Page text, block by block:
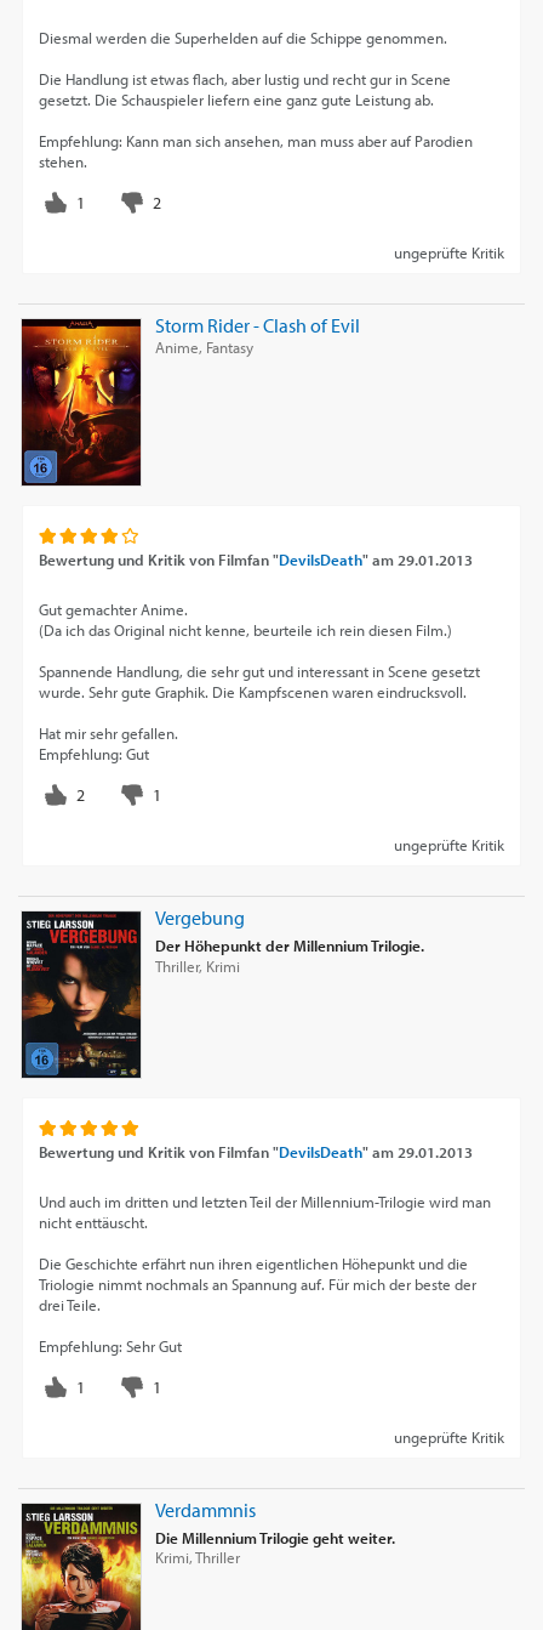
Diesmal werden die Superhelden auf die Schippe genommen.
Die Handlung ist etwas flach, aber lustig und recht gur in Scene
gesetzt. Die Schauspieler liefern eine ganz gute Leistung ab.
Empfehlung: Kann man sich ansehen, man muss aber auf Parodien
stehen.
ungeprüfte Kritik
Storm Rider - Clash of Evil
Anime, Fantasy
Bewertung und Kritik von Filmfan "DevilsDeath"am 29.01.2013
Gut gemachter Anime.
(Da ich das Original nicht kenne, beurteile ich rein diesen Film.)
Spannende Handlung, die sehr gut und interessant in Scene gesetzt
wurde. Sehr gute Graphik. Die Kampfscenen waren eindrucksvoll.
Hat mir sehr gefallen.
Empfehlung: Gut
ungeprüfte Kritik
Vergebung
Der Höhepunkt der Millennium Trilogie.
Thriller, Krimi
Bewertung und Kritik von Filmfan "DevilsDeath"am 29.01.2013
Und auch im dritten und letzten Teil der Millennium-Trilogie wird man
nicht enttäuscht.
Die Geschichte erfährt nun ihren eigentlichen Höhepunkt und die
Triologie nimmt nochmals an Spannung auf. Für mich der beste der
drei Teile.
Empfehlung: Sehr Gut
ungeprüfte Kritik
Verdammnis
Die Millennium Trilogie geht weiter.
Krimi, Thriller